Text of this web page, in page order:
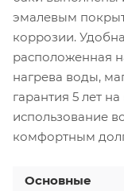
эмалевым
коррозии.
расположенная
нагрева воды,
гарантия 5 лет
использование
комфортным
Основные